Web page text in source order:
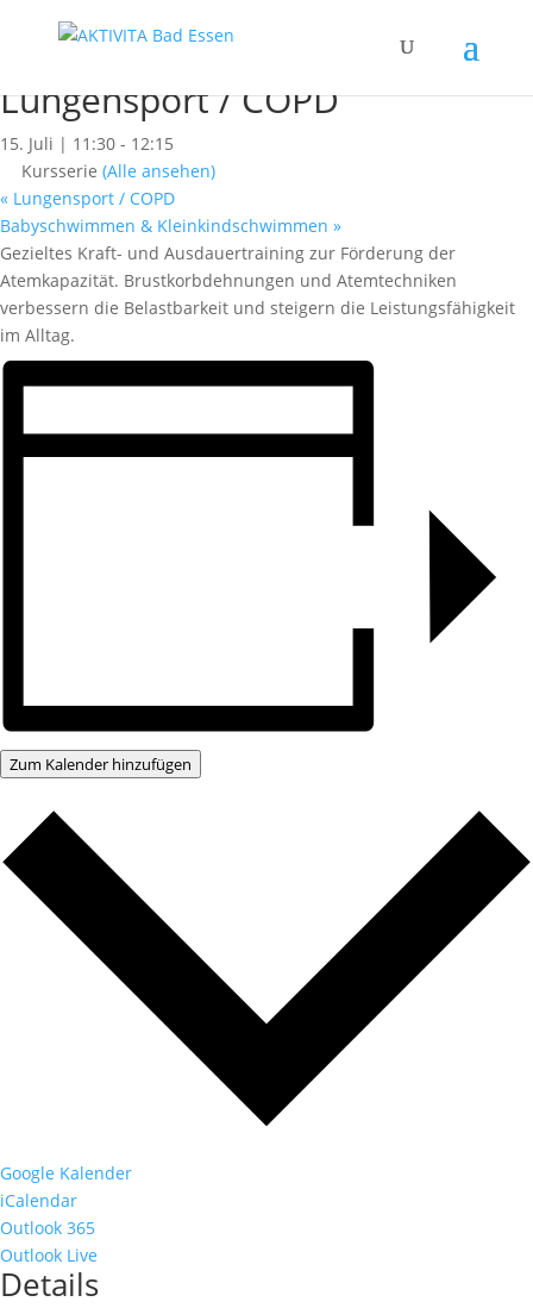
« Alle Kurse
Lungensport / COPD
15. Juli | 11:30 - 12:15
Kursserie (Alle ansehen)
« Lungensport / COPD
Babyschwimmen & Kleinkindschwimmen »
Gezieltes Kraft- und Ausdauertraining zur Förderung der
Atemkapazität. Brustkorbdehnungen und Atemtechniken
verbessern die Belastbarkeit und steigern die Leistungsfähigkeit
im Alltag.
Zum Kalender hinzufügen
Google Kalender
iCalendar
Outlook 365
Outlook Live
Details